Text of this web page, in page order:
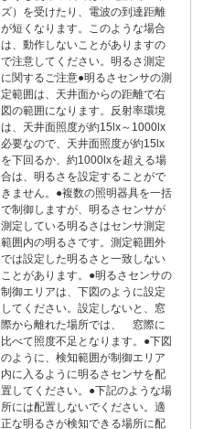
ズ）を受けたり、電波の到達距離
が短くなります。このような場合
は、動作しないことがありますの
で注意してください。明るさ測定
に関するご注意●明るさセンサの測
定範囲は、天井面からの距離で右
図の範囲になります。反射率環境
は、天井面照度が約15lx～1000lx
必要なので、天井面照度が約15lx
を下回るか、約1000lxを超える場
合は、明るさを設定することがで
きません。●複数の照明器具を一括
で制御しますが、明るさセンサが
測定している明るさはセンサ測定
範囲内の明るさです。測定範囲外
では設定した明るさと一致しない
ことがあります。●明るさセンサの
制御エリアは、下図のように設定
してください。設定しないと、窓
際から離れた場所では、 窓際に
比べて照度不足となります。●下図
のように、検知範囲が制御エリア
内に入るように明るさセンサを配
置してください。●下記のような場
所には配置しないでください。適
正な明るさが検知できる場所に配